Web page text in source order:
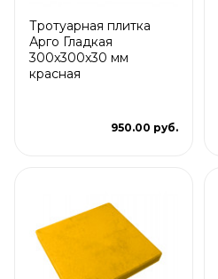
Тротуарная плитка
Арго Гладкая
300x300x30 мм
красная
950.00 руб.